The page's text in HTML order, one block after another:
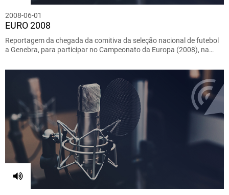
2008-06-01
EURO 2008
Reportagem da chegada da comitiva da seleção nacional de futebol
a Genebra, para participar no Campeonato da Europa (2008), na…